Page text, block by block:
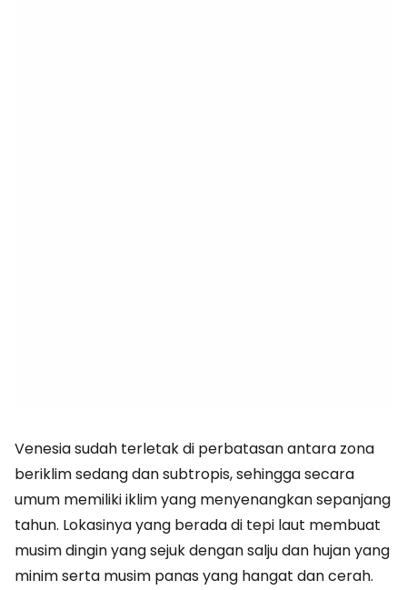
Venesia sudah terletak di perbatasan antara zona
beriklim sedang dan subtropis, sehingga secara
umum memiliki iklim yang menyenangkan sepanjang
tahun. Lokasinya yang berada di tepi laut membuat
musim dingin yang sejuk dengan salju dan hujan yang
minim serta musim panas yang hangat dan cerah.